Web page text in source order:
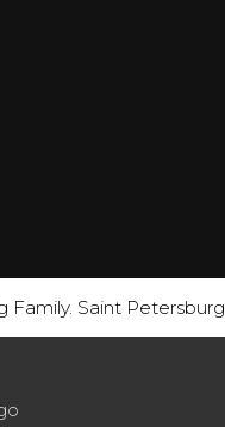
Family. Saint Petersburg